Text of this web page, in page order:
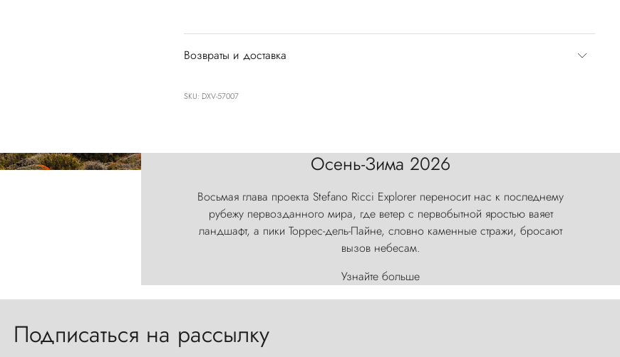
Возвраты и доставка
SKU: DXV-57007
Осень-Зима 2026
Восьмая глава проекта Stefano Ricci Explorer переносит нас к последнему
рубежу первозданного мира, где ветер с первобытной яростью ваяет
ландшафт, а пики Торрес-дель-Пайне, словно каменные стражи, бросают
вызов небесам.
Узнайте больше
Подписаться на рассылку